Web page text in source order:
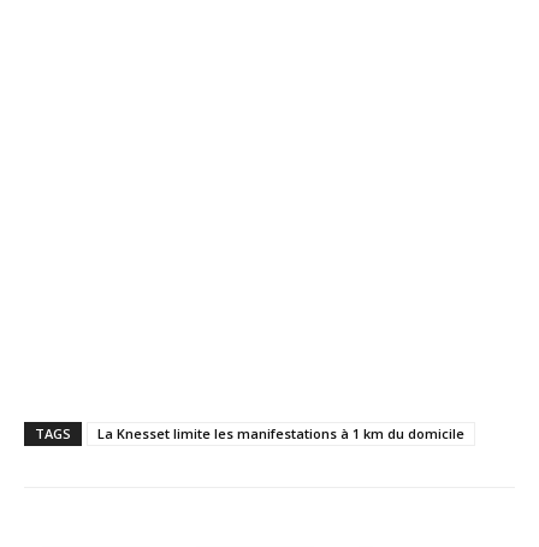
TAGS La Knesset limite les manifestations à 1 km du domicile